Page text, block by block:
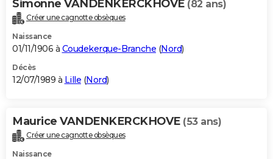
Simonne VANDENKERCKHOVE (82 ans)
Créer une cagnotte obsèques
Naissance
01/11/1906 à Coudekerque-Branche (Nord)
Décès
12/07/1989 à Lille (Nord)
Maurice VANDENKERCKHOVE (53 ans)
Créer une cagnotte obsèques
Naissance